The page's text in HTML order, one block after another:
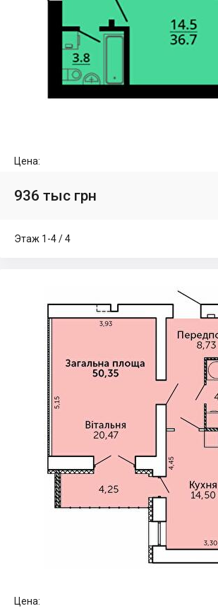
Цена:
936 тыс грн
Этаж 1-4 / 4
Цена: